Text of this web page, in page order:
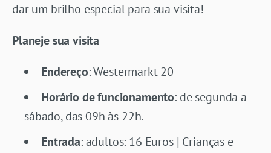
dar um brilho especial para sua visita!
Planeje sua visita
Endereço: Westermarkt 20
Horário de funcionamento: de segunda a
sábado, das 09h às 22h.
Entrada: adultos: 16 Euros | Crianças e